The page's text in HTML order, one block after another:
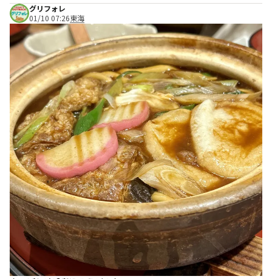
グリフォレ
01/10 07:26東海